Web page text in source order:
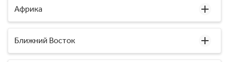
Африка
Ближний Восток